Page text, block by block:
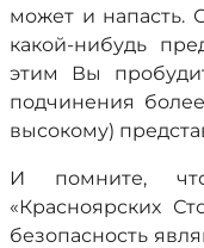
может и напасть.
какой-нибудь
этим Вы
подчинения
высокому)
И помните,
«Красноярских
безопасность